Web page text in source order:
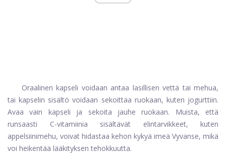
Oraalinen kapseli voidaan antaa lasillisen vettä tai mehua,
tai kapselin sisältö voidaan sekoittaa ruokaan, kuten jogurttiin.
Avaa vain kapseli ja sekoita jauhe ruokaan. Muista, että
runsaasti C-vitamiinia sisältävät elintarvikkeet, kuten
appelsiinimehu, voivat hidastaa kehon kykyä imeä Vyvanse, mikä
voi heikentää lääkityksen tehokkuutta.